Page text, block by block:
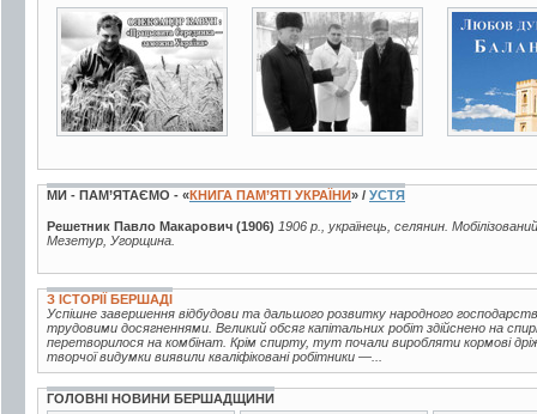
4 фото 2 фото 4 фото
МИ - ПАМ’ЯТАЄМО - «КНИГА ПАМ’ЯТІ УКРАЇНИ» / УСТЯ
Решетник Павло Макарович (1906) 1906 р., українець, селянин.
Мезетур, Угорщина.
З ІСТОРІЇ БЕРШАДІ
Успішне завершення відбудови та дальшого розвитку народного
трудовими досягненнями. Великий обсяг капітальних робіт здійснено на
перетворилося на комбінат. Крім спирту, тут почали виробляти кормові
творчої видумки виявили кваліфіковані робітники —...
ГОЛОВНІ НОВИНИ БЕРШАДЩИНИ